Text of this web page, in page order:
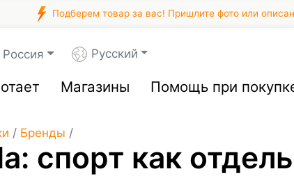
Подберем товар за вас! Пришлите фото или
Россия Русский
Магазины Помощь при
/ Бренды /
спорт как